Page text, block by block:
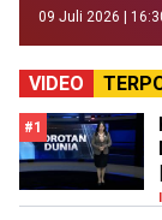
09 Juli 2026 |
VIDEO
#1